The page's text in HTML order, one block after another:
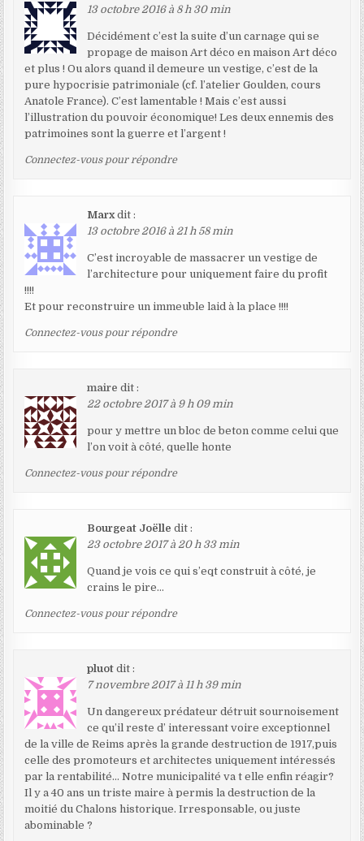
13 octobre 2016 à 8 h 30 min
Décidément c’est la suite d’un carnage qui se
propage de maison Art déco en maison Art déco
et plus ! Ou alors quand il demeure un vestige, c’est de la
pure hypocrisie patrimoniale (cf. l’atelier Goulden, cours
Anatole France). C’est lamentable ! Mais c’est aussi
l’illustration du pouvoir économique! Les deux ennemis des
patrimoines sont la guerre et l’argent !
Connectez-vous pour répondre
Marx dit :
13 octobre 2016 à 21 h 58 min
C’est incroyable de massacrer un vestige de
l’architecture pour uniquement faire du profit
!!!!
Et pour reconstruire un immeuble laid à la place !!!!
Connectez-vous pour répondre
maire dit :
22 octobre 2017 à 9 h 09 min
pour y mettre un bloc de beton comme celui que
l’on voit à côté, quelle honte
Connectez-vous pour répondre
Bourgeat Joëlle dit :
23 octobre 2017 à 20 h 33 min
Quand je vois ce qui s’eqt construit à côté, je
crains le pire…
Connectez-vous pour répondre
pluot dit :
7 novembre 2017 à 11 h 39 min
Un dangereux prédateur détruit sournoisement
ce qu’il reste d’ interessant voire exceptionnel
de la ville de Reims après la grande destruction de 1917,puis
celle des promoteurs et architectes uniquement intéressés
par la rentabilité… Notre municipalité va t elle enfin réagir?
Il y a 40 ans un triste maire à permis la destruction de la
moitié du Chalons historique. Irresponsable, ou juste
abominable ?